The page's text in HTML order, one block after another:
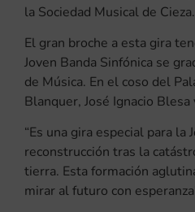
la Sociedad Musical de Cieza.
El gran broche a esta gira
Joven Banda Sinfónica se
de Música. En el coso del
Blanquer, José Ignacio
“Es una gira especial para
reconstrucción tras la
tierra. Esta formación
mirar al futuro con